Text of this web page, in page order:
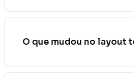
O que mudou no layout